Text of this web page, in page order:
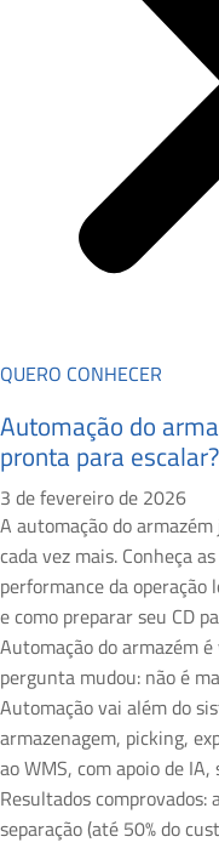
QUERO CONHECER
Automação do
pronta para escalar?
3 de fevereiro de 2026
A automação do
cada vez mais. Conheça
performance da
e como preparar seu CD
Automação do armazém
pergunta mudou: não é
Automação vai além do
armazenagem, picking,
ao WMS, com apoio de
Resultados
separação (até 50% do